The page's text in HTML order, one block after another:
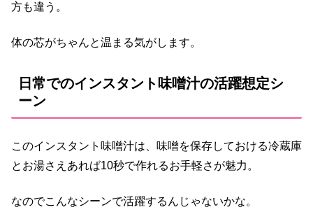
方も違う。
体の芯がちゃんと温まる気がします。
日常でのインスタント味噌汁の活躍想定シ
ーン
このインスタント味噌汁は、味噌を保存しておける冷蔵庫
とお湯さえあれば10秒で作れるお手軽さが魅力。
なのでこんなシーンで活躍するんじゃないかな。